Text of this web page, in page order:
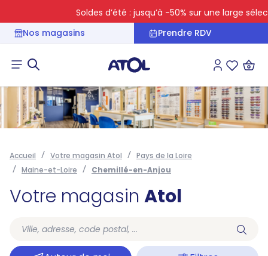
Soldes d’été : jusqu’à -50% sur une large
Nos magasins
Prendre RDV
Connexion
Accueil Votre magasin Atol
Pays de la Loire
Maine-et-Loire
Chemillé-en-Anjou
Votre magasin Atol